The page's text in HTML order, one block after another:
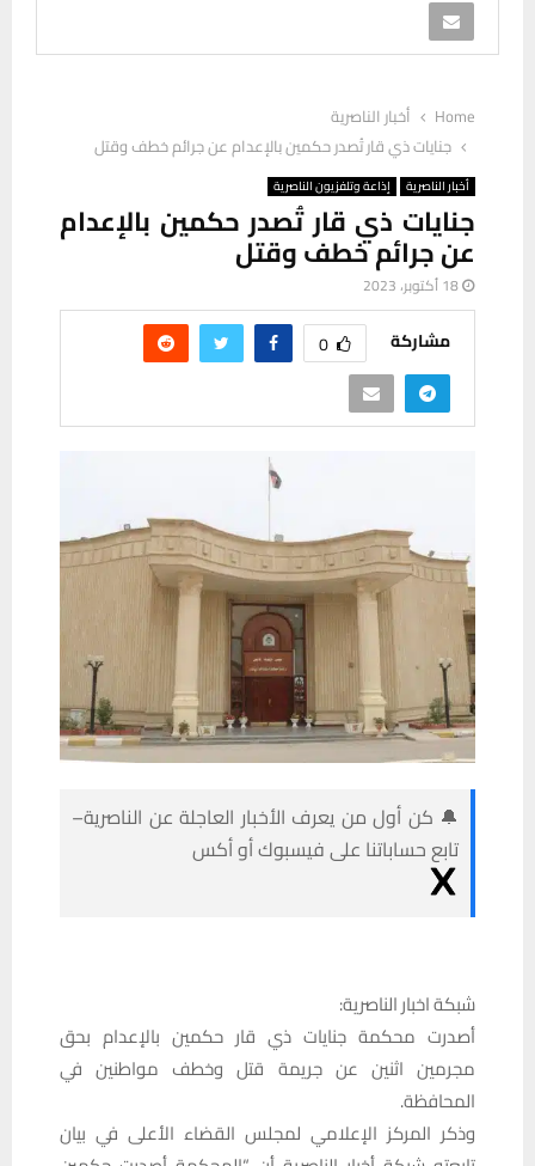
Home
أخبار الناصرية
جنايات ذي قار تُصدر حكمين بالإعدام عن جرائم خطف وقتل
أخبار الناصرية إذاعة وتلفزيون الناصرية
جنايات ذي قار تُصدر حكمين بالإعدام
عن جرائم خطف وقتل
18 أكتوبر، 2023
مشاركة 0
🔔 كن أول من يعرف الأخبار العاجلة عن الناصرية–
تابع حساباتنا على فيسبوك أو أكس
شبكة اخبار الناصرية:
أصدرت محكمة جنايات ذي قار حكمين بالإعدام بحق
مجرمين اثنين عن جريمة قتل وخطف مواطنين في
المحافظة.
وذكر المركز الإعلامي لمجلس القضاء الأعلى في بيان